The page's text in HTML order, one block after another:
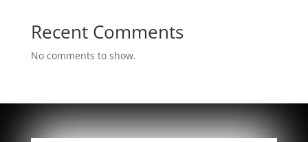
Recent Comments
No comments to show.